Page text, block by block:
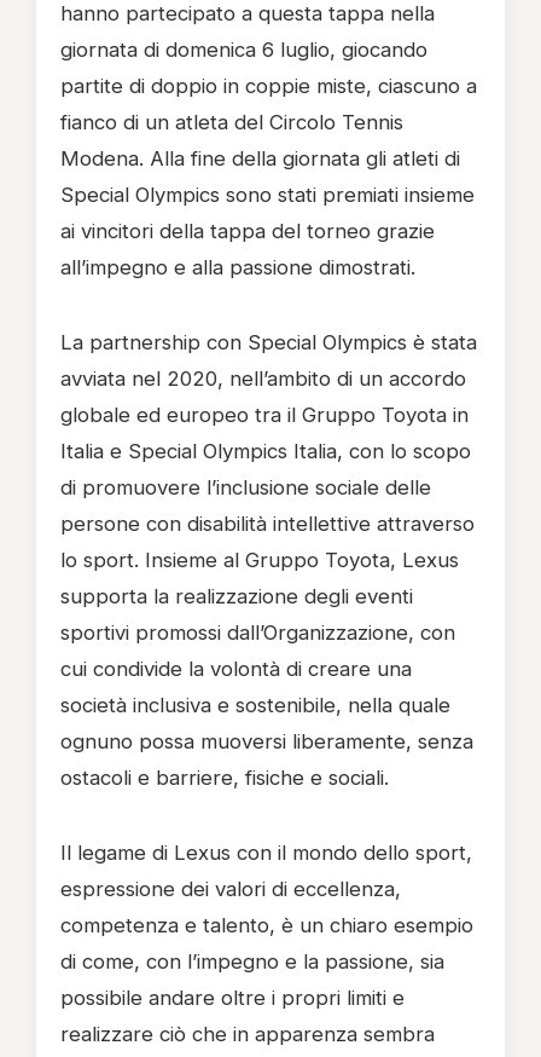
hanno partecipato a questa tappa nella
giornata di domenica 6 luglio, giocando
partite di doppio in coppie miste, ciascuno a
fianco di un atleta del Circolo Tennis
Modena. Alla fine della giornata gli atleti di
Special Olympics sono stati premiati insieme
ai vincitori della tappa del torneo grazie
all’impegno e alla passione dimostrati.
La partnership con Special Olympics è stata
avviata nel 2020, nell’ambito di un accordo
globale ed europeo tra il Gruppo Toyota in
Italia e Special Olympics Italia, con lo scopo
di promuovere l’inclusione sociale delle
persone con disabilità intellettive attraverso
lo sport. Insieme al Gruppo Toyota, Lexus
supporta la realizzazione degli eventi
sportivi promossi dall’Organizzazione, con
cui condivide la volontà di creare una
società inclusiva e sostenibile, nella quale
ognuno possa muoversi liberamente, senza
ostacoli e barriere, fisiche e sociali.
Il legame di Lexus con il mondo dello sport,
espressione dei valori di eccellenza,
competenza e talento, è un chiaro esempio
di come, con l’impegno e la passione, sia
possibile andare oltre i propri limiti e
realizzare ciò che in apparenza sembra